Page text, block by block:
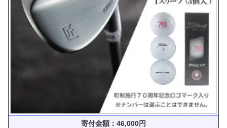
寄付金額：46,000円